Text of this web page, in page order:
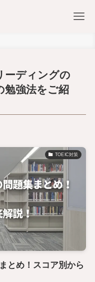
ーディングの
勉強法をご紹
TOEIC対策
とめ！スコア別から